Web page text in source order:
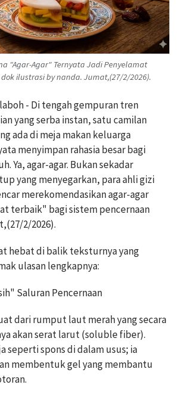
"Agar-Agar" Ternyata Jadi Penyelamat
ilustrasi by nanda. Jumat,(27/2/2026).
- Di tengah gempuran tren
yang serba instan, satu camilan
ada di meja makan keluarga
menyimpan rahasia besar bagi
Ya, agar-agar. Bukan sekadar
yang menyegarkan, para ahli gizi
merekomendasikan agar-agar
terbaik" bagi sistem pencernaan
2/2026).
hebat di balik teksturnya yang
ulasan lengkapnya:
Saluran Pencernaan
dari rumput laut merah yang secara
akan serat larut (soluble fiber).
seperti spons di dalam usus; ia
membentuk gel yang membantu